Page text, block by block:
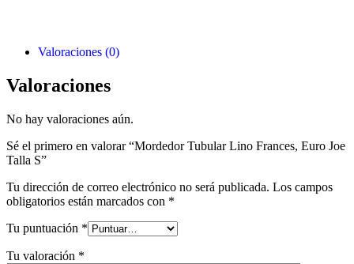
Valoraciones (0)
Valoraciones
No hay valoraciones aún.
Sé el primero en valorar “Mordedor Tubular Lino Frances, Euro Joe
Talla S”
Tu dirección de correo electrónico no será publicada. Los campos
obligatorios están marcados con *
Tu puntuación *
Tu valoración *